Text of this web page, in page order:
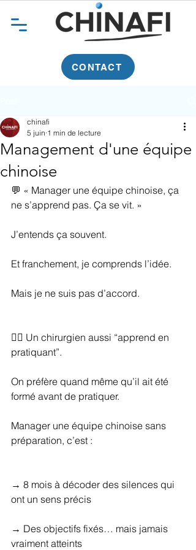
CONTACT
Management d'une équipe
chinoise
chinafi
5 juin 1 min de lecture
💬 « Manager une équipe chinoise, ça
ne s’apprend pas. Ça se vit. »
J’entends ça souvent.
Et franchement, je comprends l’idée.
Mais je ne suis pas d’accord.
👨‍⚕️ Un chirurgien aussi “apprend en
pratiquant”.
On préfère quand même qu’il ait été
formé avant de pratiquer.
Manager une équipe chinoise sans
préparation, c’est :
→ 8 mois à décoder des silences qui
ont un sens précis
→ Des objectifs fixés… mais jamais
vraiment atteints